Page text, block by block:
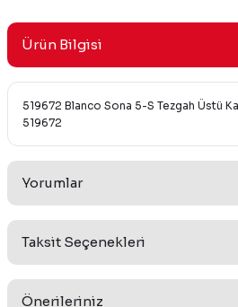
Ürün Bilgisi
519672 Blanco Sona 5-S Tezgah Üstü
519672
Yorumlar
Taksit Seçenekleri
Önerileriniz